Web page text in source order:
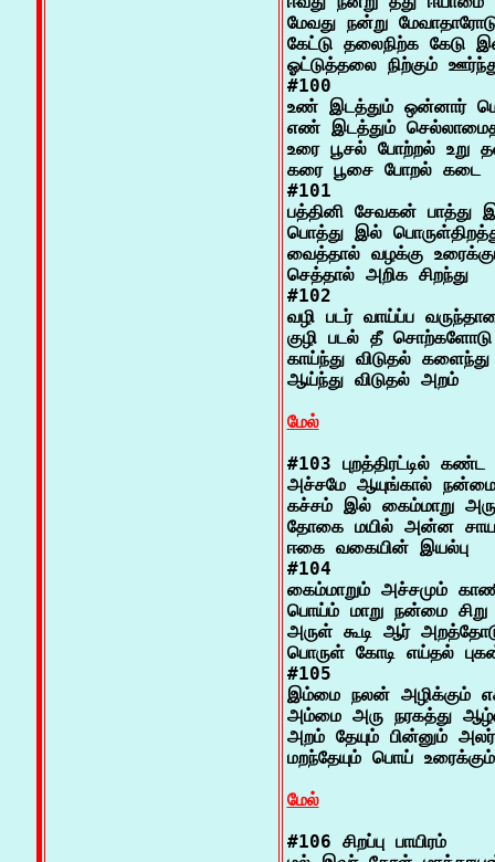
மேவது நன்று
கேட்டு தலைநிற்க கேடு
ஓட்டுத்தலை நிற்கும்
#100
உண் இடத்தும் ஒன்னார்
எண் இடத்தும்
உரை பூசல் போற்றல் உறு
கரை பூசை போறல் கடை
#101
பத்தினி சேவகன் பாத்து
பொத்து இல்
வைத்தால் வழக்கு
செத்தால் அறிக சிறந்து
#102
வழி படர் வாய்ப்ப
குழி படல் தீ சொற்களோடு
காய்ந்து விடுதல்
ஆய்ந்து விடுதல் அறம்
மேல்
#103 புறத்திரட்டில்
அச்சமே ஆயுங்கால்
கச்சம் இல் கைம்மாறு
தோகை மயில் அன்ன
ஈகை வகையின் இயல்பு
#104
கைம்மாறும் அச்சமும்
பொய்ம் மாறு நன்மை சிறு
அருள் கூடி ஆர்
பொருள் கோடி எய்தல்
#105
இம்மை நலன் அழிக்கும்
அம்மை அரு நரகத்து
அறம் தேயும் பின்னும்
மறந்தேயும் பொய்
மேல்
#106 சிறப்பு பாயிரம்